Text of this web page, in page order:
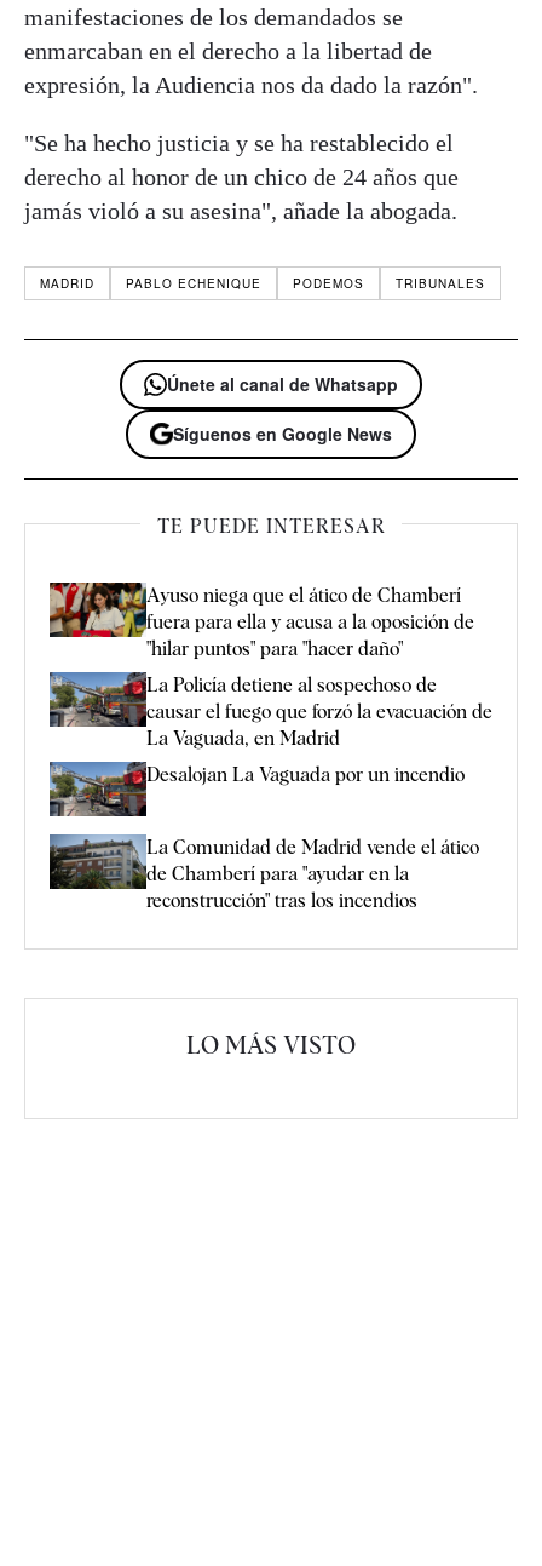
manifestaciones de los demandados se
enmarcaban en el derecho a la libertad de
expresión, la Audiencia nos da dado la razón".
"Se ha hecho justicia y se ha restablecido el
derecho al honor de un chico de 24 años que
jamás violó a su asesina", añade la abogada.
MADRID PABLO ECHENIQUE PODEMOS TRIBUNALES
Únete al canal de Whatsapp
Síguenos en Google News
TE PUEDE INTERESAR
Ayuso niega que el ático de Chamberí
fuera para ella y acusa a la oposición de
"hilar puntos" para "hacer daño"
La Policía detiene al sospechoso de
causar el fuego que forzó la evacuación de
La Vaguada, en Madrid
Desalojan La Vaguada por un incendio
La Comunidad de Madrid vende el ático
de Chamberí para "ayudar en la
reconstrucción" tras los incendios
LO MÁS VISTO